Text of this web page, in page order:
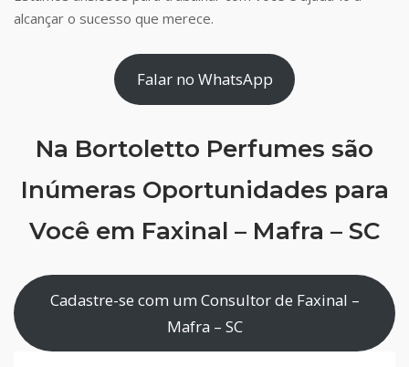
alcançar o sucesso que merece.
Falar no WhatsApp
Na Bortoletto Perfumes são
Inúmeras Oportunidades para
Você em Faxinal – Mafra – SC
Cadastre-se com um Consultor de Faxinal –
Mafra – SC